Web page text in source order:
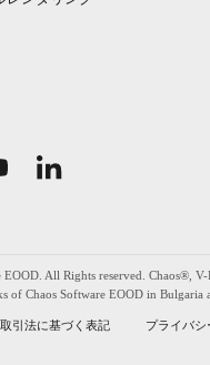
EOOD. All Rights reserved. Chaos®,
of Chaos Software EOOD in Bulgaria
引法に基づく表記
プライバシ